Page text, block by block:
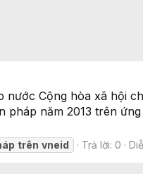
Cộng hòa xã hội
năm 2013 trên
trên vneid Trả lời: 0